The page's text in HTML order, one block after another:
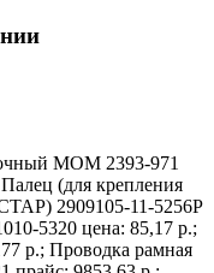
МОМ 2393-971
(для крепления
2909105-11-5256Р
5320 цена: 85,17 р.;
р.; Проводка рамная